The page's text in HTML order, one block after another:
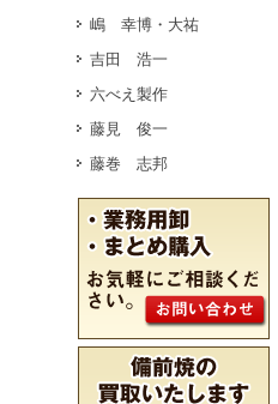
嶋 幸博・大祐
吉田 浩一
六べえ製作
藤見 俊一
藤巻 志邦